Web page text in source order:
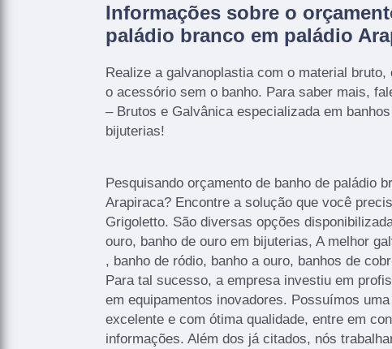
Informações sobre o
paládio branco em paládio
Realize a galvanoplastia com o material bruto,
o acessório sem o banho. Para saber mais,
– Brutos e Galvânica especializada em
bijuterias!
Pesquisando orçamento de banho de paládio
Arapiraca? Encontre a solução que você
Grigoletto. São diversas opções
ouro, banho de ouro em bijuterias, A melhor
, banho de ródio, banho a ouro, banhos de
Para tal sucesso, a empresa investiu em
em equipamentos inovadores. Possuímos
excelente e com ótima qualidade, entre em
informações. Além dos já citados, nós